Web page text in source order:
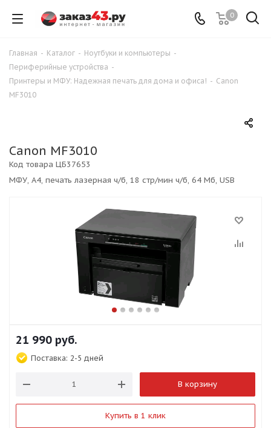
0
Главная - Каталог - Ноутбуки и компьютеры -
Периферийные устройства -
Принтеры и МФУ: Надежная печать для дома и офиса! - Canon
MF3010
Canon MF3010
МФУ, A4, печать лазерная ч/б, 18 стр/мин ч/б, 64 Мб, USB
Код товара ЦБ37653
21 990 руб.
Поставка: 2-5 дней
В корзину
Купить в 1 клик